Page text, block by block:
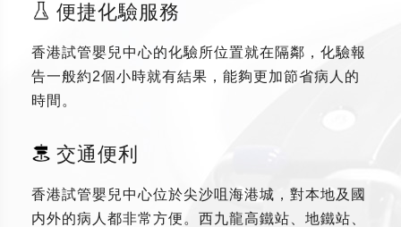
便捷化驗服務
香港試管嬰兒中心的化驗所位置就在隔鄰，化驗報
告一般約2個小時就有結果，能夠更加節省病人的
時間。
交通便利
香港試管嬰兒中心位於尖沙咀海港城，對本地及國
内外的病人都非常方便。西九龍高鐵站、地鐵站、